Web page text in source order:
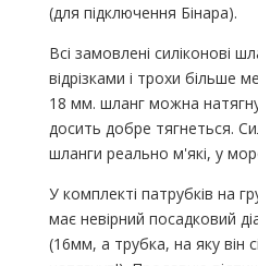
(для підключення Бінара).
Всі замовлені силіконові
відрізками і трохи більше
18 мм. шланг можна
досить добре тягнеться.
шланги реально м'які, у
У комплекті патрубків на
має невірний посадковий
(16мм, а трубка, на яку він